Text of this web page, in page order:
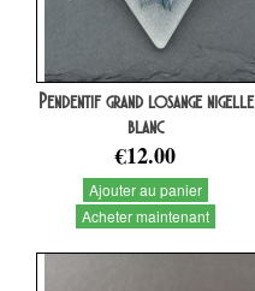
Pendentif grand losange nigelle
blanc
€12.00
Ajouter au panier
Acheter maintenant